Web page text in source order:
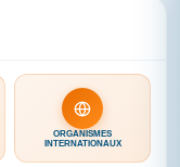
ORGANISMES
INTERNATIONAUX